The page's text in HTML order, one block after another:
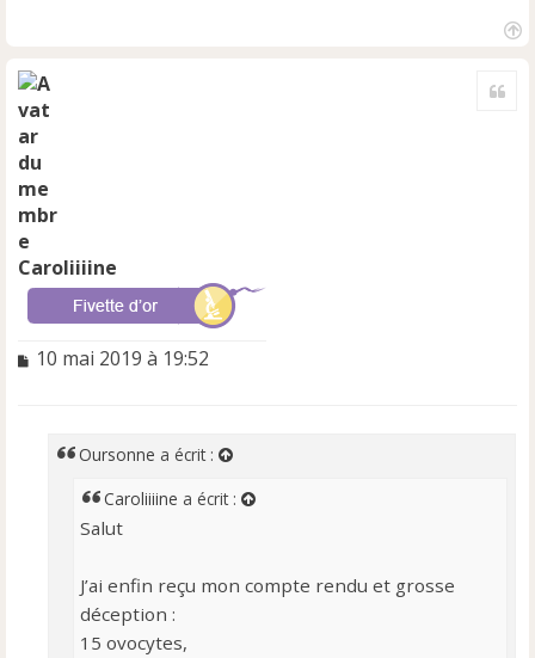
Caroliiiine
M
10 mai 2019 à 19:52
Oursonne a écrit :
Caroliiiine a écrit :
Salut
J’ai enfin reçu mon compte rendu et grosse
déception :
15 ovocytes,